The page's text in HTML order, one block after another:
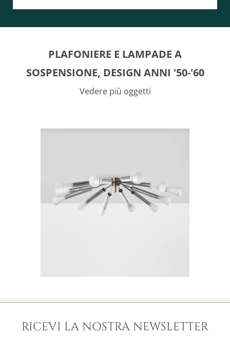
PLAFONIERE E LAMPADE A
SOSPENSIONE, DESIGN ANNI '50-'60
Vedere più oggetti
RICEVI LA NOSTRA NEWSLETTER